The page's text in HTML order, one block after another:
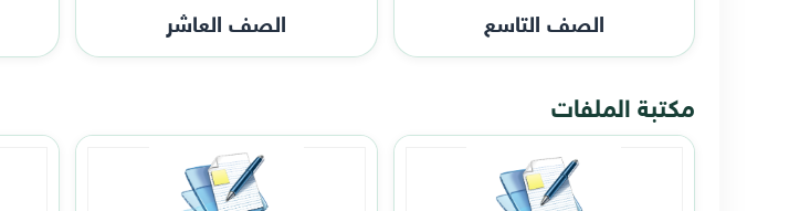
الصف التاسع الصف العاشر
مكتبة الملفات